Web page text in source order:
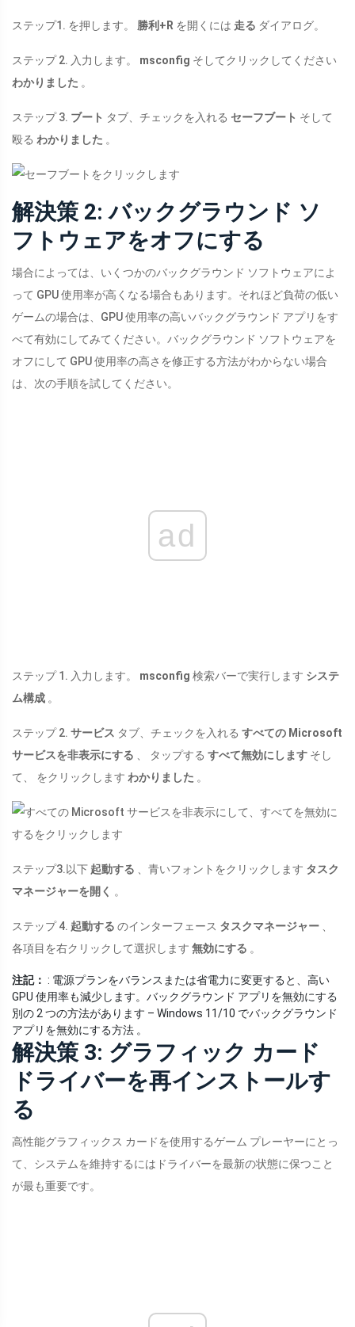
ステップ1. を押します。 勝利+R を開くには 走る ダイアログ。
ステップ 2. 入力します。 msconfig そしてクリックしてください
わかりました 。
ステップ 3. ブート タブ、チェックを入れる セーフブート そして
殴る わかりました 。
解決策 2: バックグラウンド ソ
フトウェアをオフにする
場合によっては、いくつかのバックグラウンド ソフトウェアによ
って GPU 使用率が高くなる場合もあります。それほど負荷の低い
ゲームの場合は、GPU 使用率の高いバックグラウンド アプリをす
べて有効にしてみてください。バックグラウンド ソフトウェアを
オフにして GPU 使用率の高さを修正する方法がわからない場合
は、次の手順を試してください。
ad
ステップ 1. 入力します。 msconfig 検索バーで実行します システ
ム構成 。
ステップ 2. サービス タブ、チェックを入れる すべての Microsoft
サービスを非表示にする 、 タップする すべて無効にします そし
て、 をクリックします わかりました 。
ステップ3.以下 起動する 、青いフォントをクリックします タスク
マネージャーを開く 。
ステップ 4. 起動する のインターフェース タスクマネージャー
各項目を右クリックして選択します 無効にする 。
注記： : 電源プランをバランスまたは省電力に変更すると、高い
GPU 使用率も減少します。バックグラウンド アプリを無効にする
別の 2 つの方法があります – Windows 11/10 でバックグラウンド
アプリを無効にする方法 。
解決策 3: グラフィック カード
ドライバーを再インストールす
る
高性能グラフィックス カードを使用するゲーム プレーヤーにとっ
て、システムを維持するにはドライバーを最新の状態に保つこと
が最も重要です。